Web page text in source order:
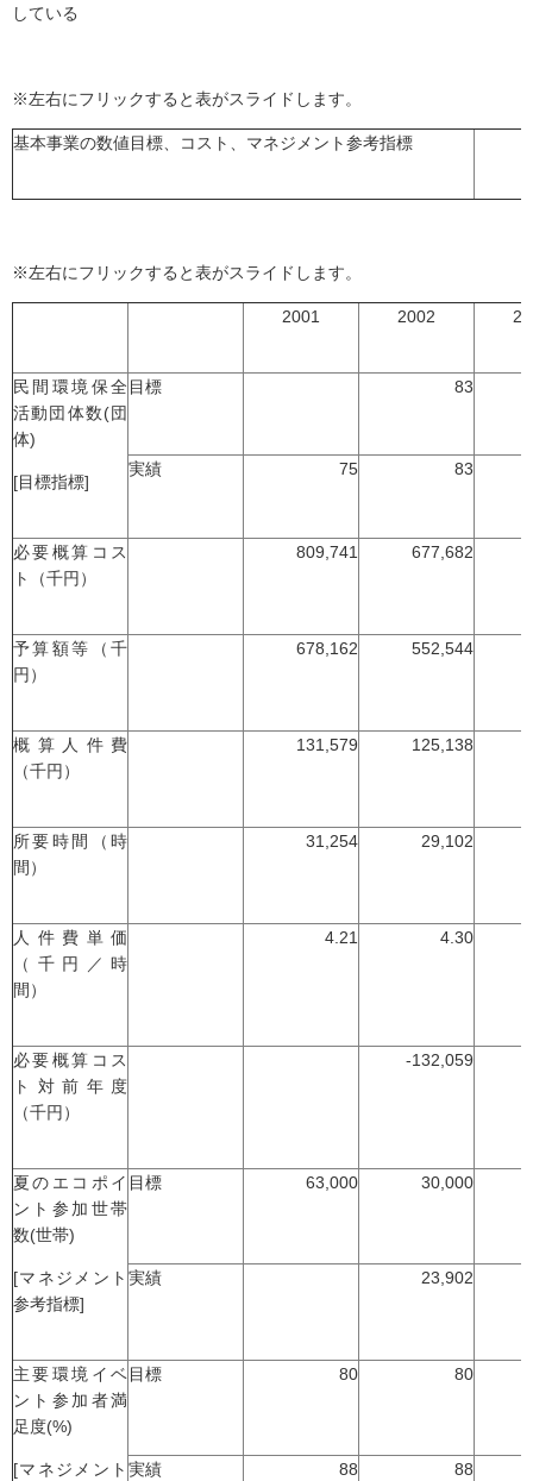
している
※左右にフリックすると表がスライドします。
基本事業の数値目標、コスト、マネジメント参考指標
※左右にフリックすると表がスライドします。
2001 2002
民間環境保全
活動団体数(団
体)
[目標指標]
目標 83
実績 75 83
必要概算コス
ト（千円）
809,741 677,682
予算額等（千
円）
678,162 552,544
概算人件費
（千円）
131,579 125,138
所要時間（時
間）
31,254 29,102
人件費単価
（千円／時
間）
4.21 4.30
必要概算コス
ト対前年度
（千円）
-132,059
夏のエコポイ
ント参加世帯
数(世帯)
[マネジメント
参考指標]
目標 63,000 30,000
実績 23,902
主要環境イベ
ント参加者満
足度(%)
[マネジメント
目標 80 80
実績 88 88